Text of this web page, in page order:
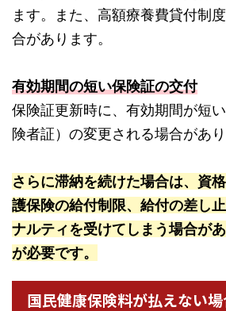
ます。また、高額療養費貸付制
合があります。
有効期間の短い保険証の交付
保険証更新時に、有効期間が短
険者証）の変更される場合があり
さらに滞納を続けた場合は、資
護保険の給付制限、給付の差し
ナルティを受けてしまう場合が
が必要です。
国民健康保険料が払えない